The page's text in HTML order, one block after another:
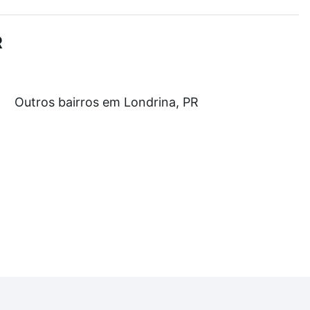
salão de festas ou área verde e encontrar
de R$ 0 e com nossas opções de financiamento
processo de compra, veja em nosso portal
Outros bairros em Londrina, PR